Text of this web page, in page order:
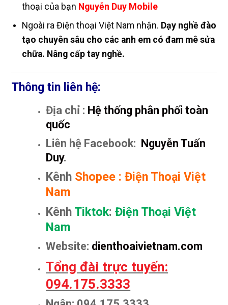
thoại của bạn Nguyễn Duy Mobile
Ngoài ra Điện thoại Việt Nam nhận. Dạy nghề đào
tạo chuyên sâu cho các anh em có đam mê sửa
chữa. Nâng cấp tay nghề.
Thông tin liên hệ:
Địa chỉ : Hệ thống phân phối toàn
quốc
Liên hệ Facebook: Nguyễn Tuấn
Duy.
Kênh Shopee :Điện Thoại Việt
Nam
Kênh Tiktok:Điện Thoại Việt
Nam
Website: dienthoaivietnam.com
Tổng đài trực tuyến:
094.175.3333